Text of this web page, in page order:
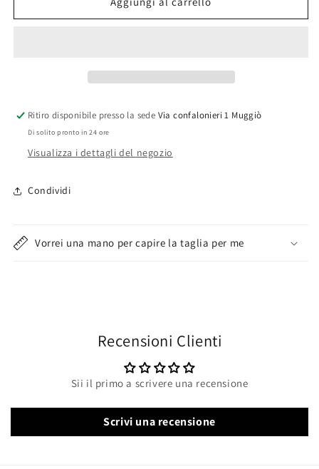
Sfoderato
Sfoderato
Ritiro disponibile presso la sede Via confalonieri 1 Muggiò
Di solito pronto in 24 ore
Visualizza i dettagli del negozio
Condividi
Vorrei una mano per capire la taglia per me
Recensioni Clienti
Sii il primo a scrivere una recensione
Scrivi una recensione